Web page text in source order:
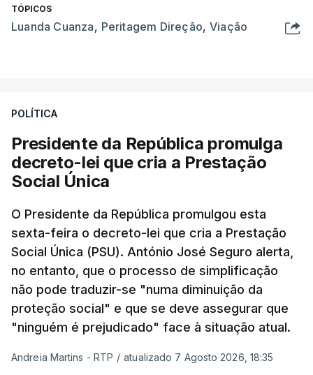
TÓPICOS
Luanda Cuanza, Peritagem Direção,Viação
POLÍTICA
Presidente da República promulga
decreto-lei que cria a Prestação
Social Única
O Presidente da República promulgou esta
sexta-feira o decreto-lei que cria a Prestação
Social Única (PSU). António José Seguro alerta,
no entanto, que o processo de simplificação
não pode traduzir-se "numa diminuição da
proteção social" e que se deve assegurar que
"ninguém é prejudicado" face à situação atual.
Andreia Martins - RTP / atualizado 7 Agosto 2026, 18:35